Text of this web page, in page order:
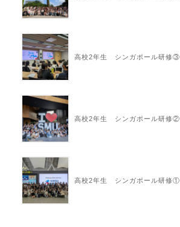
高校2年生 シンガポール研修③
高校2年生 シンガポール研修②
高校2年生 シンガポール研修①